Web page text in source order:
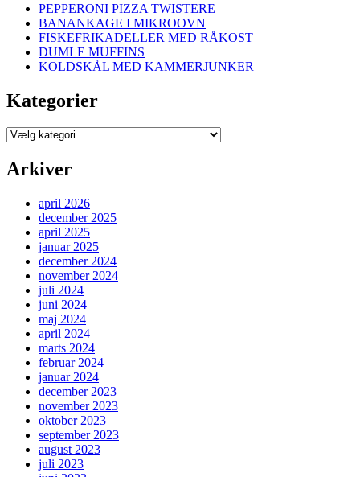
PEPPERONI PIZZA TWISTERE
BANANKAGE I MIKROOVN
FISKEFRIKADELLER MED RÅKOST
DUMLE MUFFINS
KOLDSKÅL MED KAMMERJUNKER
Kategorier
Kategorier
Arkiver
april 2026
december 2025
april 2025
januar 2025
december 2024
november 2024
juli 2024
juni 2024
maj 2024
april 2024
marts 2024
februar 2024
januar 2024
december 2023
november 2023
oktober 2023
september 2023
august 2023
juli 2023